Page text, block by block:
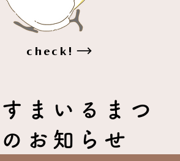
check!
まいるまつ
お知らせ